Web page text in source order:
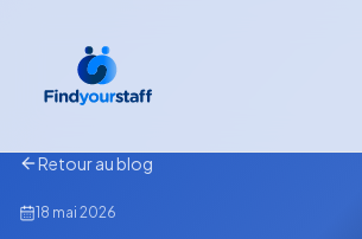
Retour au blog
18 mai 2026